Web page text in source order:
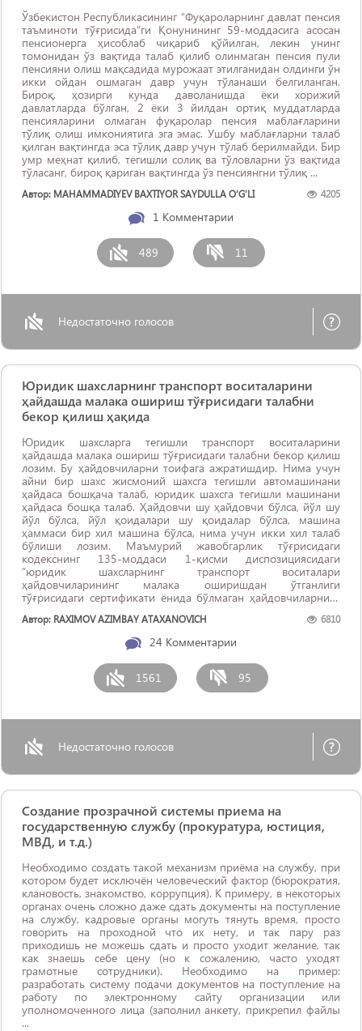
Ўзбекистон Республикасининг “Фуқароларнинг давлат пенсия
таъминоти тўғрисида”ги Қонунининг 59-моддасига асосан
пенсионерга ҳисоблаб чиқариб қўйилган, лекин унинг
томонидан ўз вақтида талаб қилиб олинмаган пенсия пули
пенсияни олиш мақсадида мурожаат этилганидан олдинги ўн
икки ойдан ошмаган давр учун тўланаши белгиланган.
Бироқ, ҳозирги кунда даволанишда ёки хорижий
давлатларда бўлган, 2 ёки 3 йилдан ортиқ муддатларда
пенсияларини олмаган фуқаролар пенсия маблағларини
тўлиқ олиш имкониятига эга эмас. Ушбу маблағларни талаб
қилган вақтингда эса тўлиқ давр учун тўлаб берилмайди. Бир
умр меҳнат қилиб, тегишли солиқ ва тўловларни ўз вақтида
тўласанг, бироқ қариган вақтингда ўз пенсиянгни тўлиқ ...
Автор: MAHAMMADIYEV BAXTIYOR SAYDULLA O‘G‘LI 4205
1 Комментарии
489 11
Недостаточно голосов
Юридик шахсларнинг транспорт воситаларини
ҳайдашда малака ошириш тўғрисидаги талабни
бекор қилиш ҳақида
Юридик шахсларга тегишли транспорт воситаларини
ҳайдашда малака ошириш тўғрисидаги талабни бекор қилиш
лозим. Бу ҳайдовчиларни тоифага ажратишдир. Нима учун
айни бир шахс жисмоний шахсга тегишли автомашинани
ҳайдаса бошқача талаб, юридик шахсга тегишли машинани
ҳайдаса бошқа талаб. Ҳайдовчи шу ҳайдовчи бўлса, йўл шу
йўл бўлса, йўл қоидалари шу қоидалар бўлса, машина
ҳаммаси бир хил машина бўлса, нима учун икки хил талаб
бўлиши лозим. Маъмурий жавобгарлик тўғрисидаги
кодекснинг 135-моддаси 1-қисми диспозициясидаги
“юридик шахсларнинг транспорт воситалари
ҳайдовчиларининг малака оширишдан ўтганлиги
тўғрисидаги сертификати ёнида бўлмаган ҳайдовчиларнинг
чиқариб ташлаш ...
Автор: RAXIMOV AZIMBAY ATAXANOVICH 6810
24 Комментарии
1561 95
Недостаточно голосов
Создание прозрачной системы приема на
государственную службу (прокуратура, юстиция,
МВД, и т.д.)
Необходимо создать такой механизм приёма на службу, при
котором будет исключён человеческий фактор (бюрократия,
клановость, знакомство, коррупция). К примеру, в некоторых
органах очень сложно даже сдать документы на поступление
на службу, кадровые органы могуть тянуть время, просто
говорить на проходной что их нету, и так пару раз
приходишь не можешь сдать и просто уходит желание, так
как знаешь себе цену (но к сожалению, часто уходят
грамотные сотрудники). Необходимо на пример:
разработать систему подачи документов на поступление на
работу по электронному сайту организации или
уполномоченного лица (заполнил анкету, прикрепил файлы
...